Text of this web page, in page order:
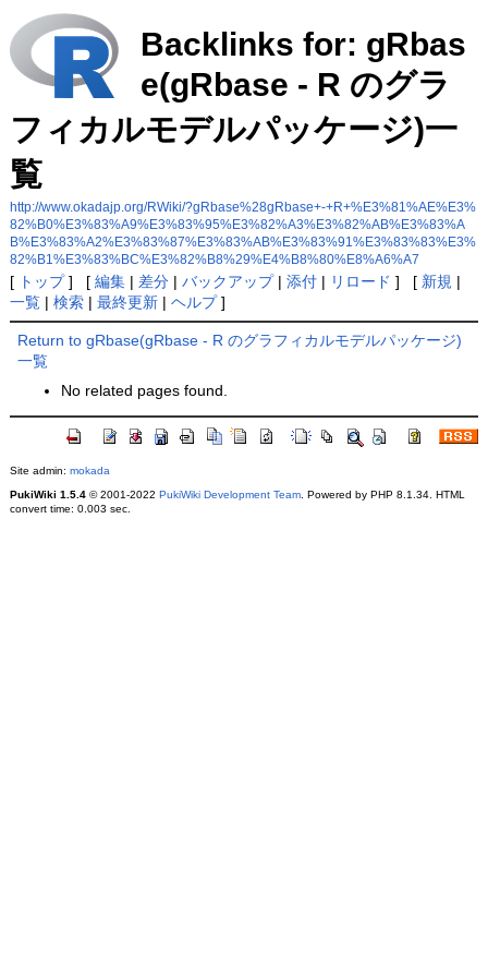
Backlinks for: gRbas
e(gRbase - R のグラ
フィカルモデルパッケージ)一
覧
http://www.okadajp.org/RWiki/?gRbase%28gRbase+-+R+%E3%81%AE%E3%
82%B0%E3%83%A9%E3%83%95%E3%82%A3%E3%82%AB%E3%83%A
B%E3%83%A2%E3%83%87%E3%83%AB%E3%83%91%E3%83%83%E3%
82%B1%E3%83%BC%E3%82%B8%29%E4%B8%80%E8%A6%A7
[ トップ] [ 編集| 差分| バックアップ| 添付| リロード ] [ 新規 |
一覧| 検索| 最終更新| ヘルプ]
Return to gRbase(gRbase - R のグラフィカルモデルパッケージ)
一覧
No related pages found.
Site admin: mokada
PukiWiki 1.5.4© 2001-2022 PukiWiki Development Team. Powered by PHP 8.1.34. HTML
convert time: 0.003 sec.